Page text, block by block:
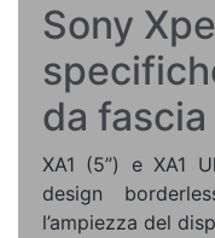
Sony
da
XA1 (5”) e XA1
design
l’ampiezza del